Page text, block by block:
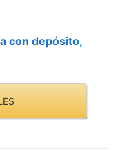
con depósito,